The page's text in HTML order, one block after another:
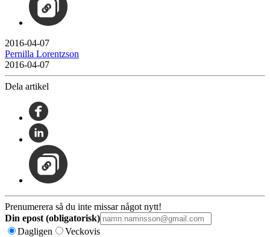
2016-04-07
Pernilla Lorentzson
2016-04-07
Dela artikel
Prenumerera så du inte missar något nytt!
Din epost (obligatorisk)
Dagligen
Veckovis